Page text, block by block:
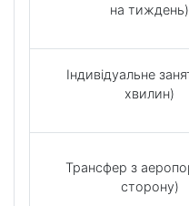
на тиждень)
Індивідуальне
хвилин)
Трансфер з
сторону)